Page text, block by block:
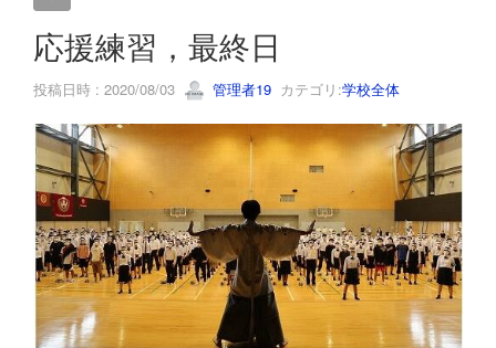
応援練習，最終日
投稿日時 : 2020/08/03 管理者19 カテゴリ:学校全体